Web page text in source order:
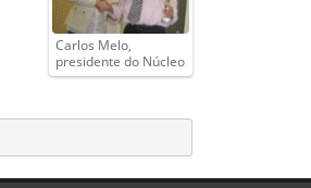
Carlos Melo,
presidente do Núcleo